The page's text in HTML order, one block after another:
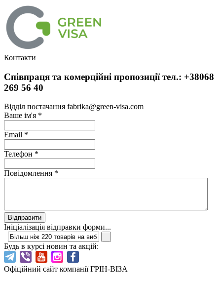
Контакти
Співпраця та комерційні пропозиції тел.: +38068
269 56 40
Відділ постачання fabrika@green-visa.com
Ваше ім'я *
Email *
Телефон *
Повідомлення *
Відправити
Ініціалізація відправки форми...
Будь в курсі новин та акцій:
Офіційний сайт компанії ГРІН-ВІЗА